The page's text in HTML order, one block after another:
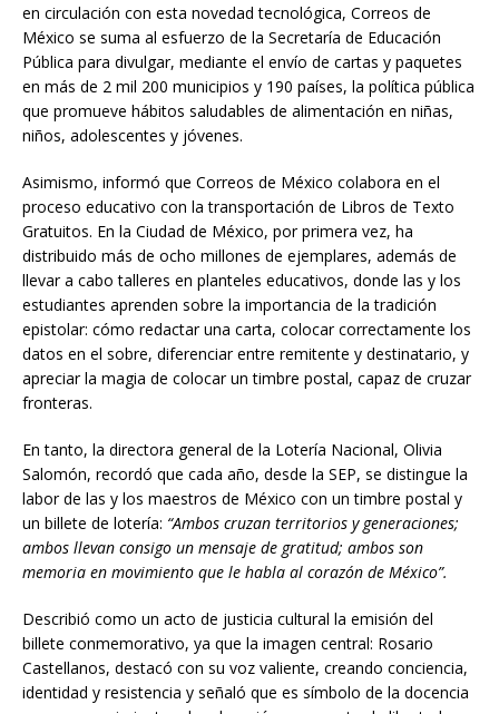
en circulación con esta novedad tecnológica, Correos de
México se suma al esfuerzo de la Secretaría de Educación
Pública para divulgar, mediante el envío de cartas y paquetes
en más de 2 mil 200 municipios y 190 países, la política pública
que promueve hábitos saludables de alimentación en niñas,
niños, adolescentes y jóvenes.
Asimismo, informó que Correos de México colabora en el
proceso educativo con la transportación de Libros de Texto
Gratuitos. En la Ciudad de México, por primera vez, ha
distribuido más de ocho millones de ejemplares, además de
llevar a cabo talleres en planteles educativos, donde las y los
estudiantes aprenden sobre la importancia de la tradición
epistolar: cómo redactar una carta, colocar correctamente los
datos en el sobre, diferenciar entre remitente y destinatario, y
apreciar la magia de colocar un timbre postal, capaz de cruzar
fronteras.
En tanto, la directora general de la Lotería Nacional, Olivia
Salomón, recordó que cada año, desde la SEP, se distingue la
labor de las y los maestros de México con un timbre postal y
un billete de lotería: “Ambos cruzan territorios y generaciones;
ambos llevan consigo un mensaje de gratitud; ambos son
memoria en movimiento que le habla al corazón de México”.
Describió como un acto de justicia cultural la emisión del
billete conmemorativo, ya que la imagen central: Rosario
Castellanos, destacó con su voz valiente, creando conciencia,
identidad y resistencia y señaló que es símbolo de la docencia